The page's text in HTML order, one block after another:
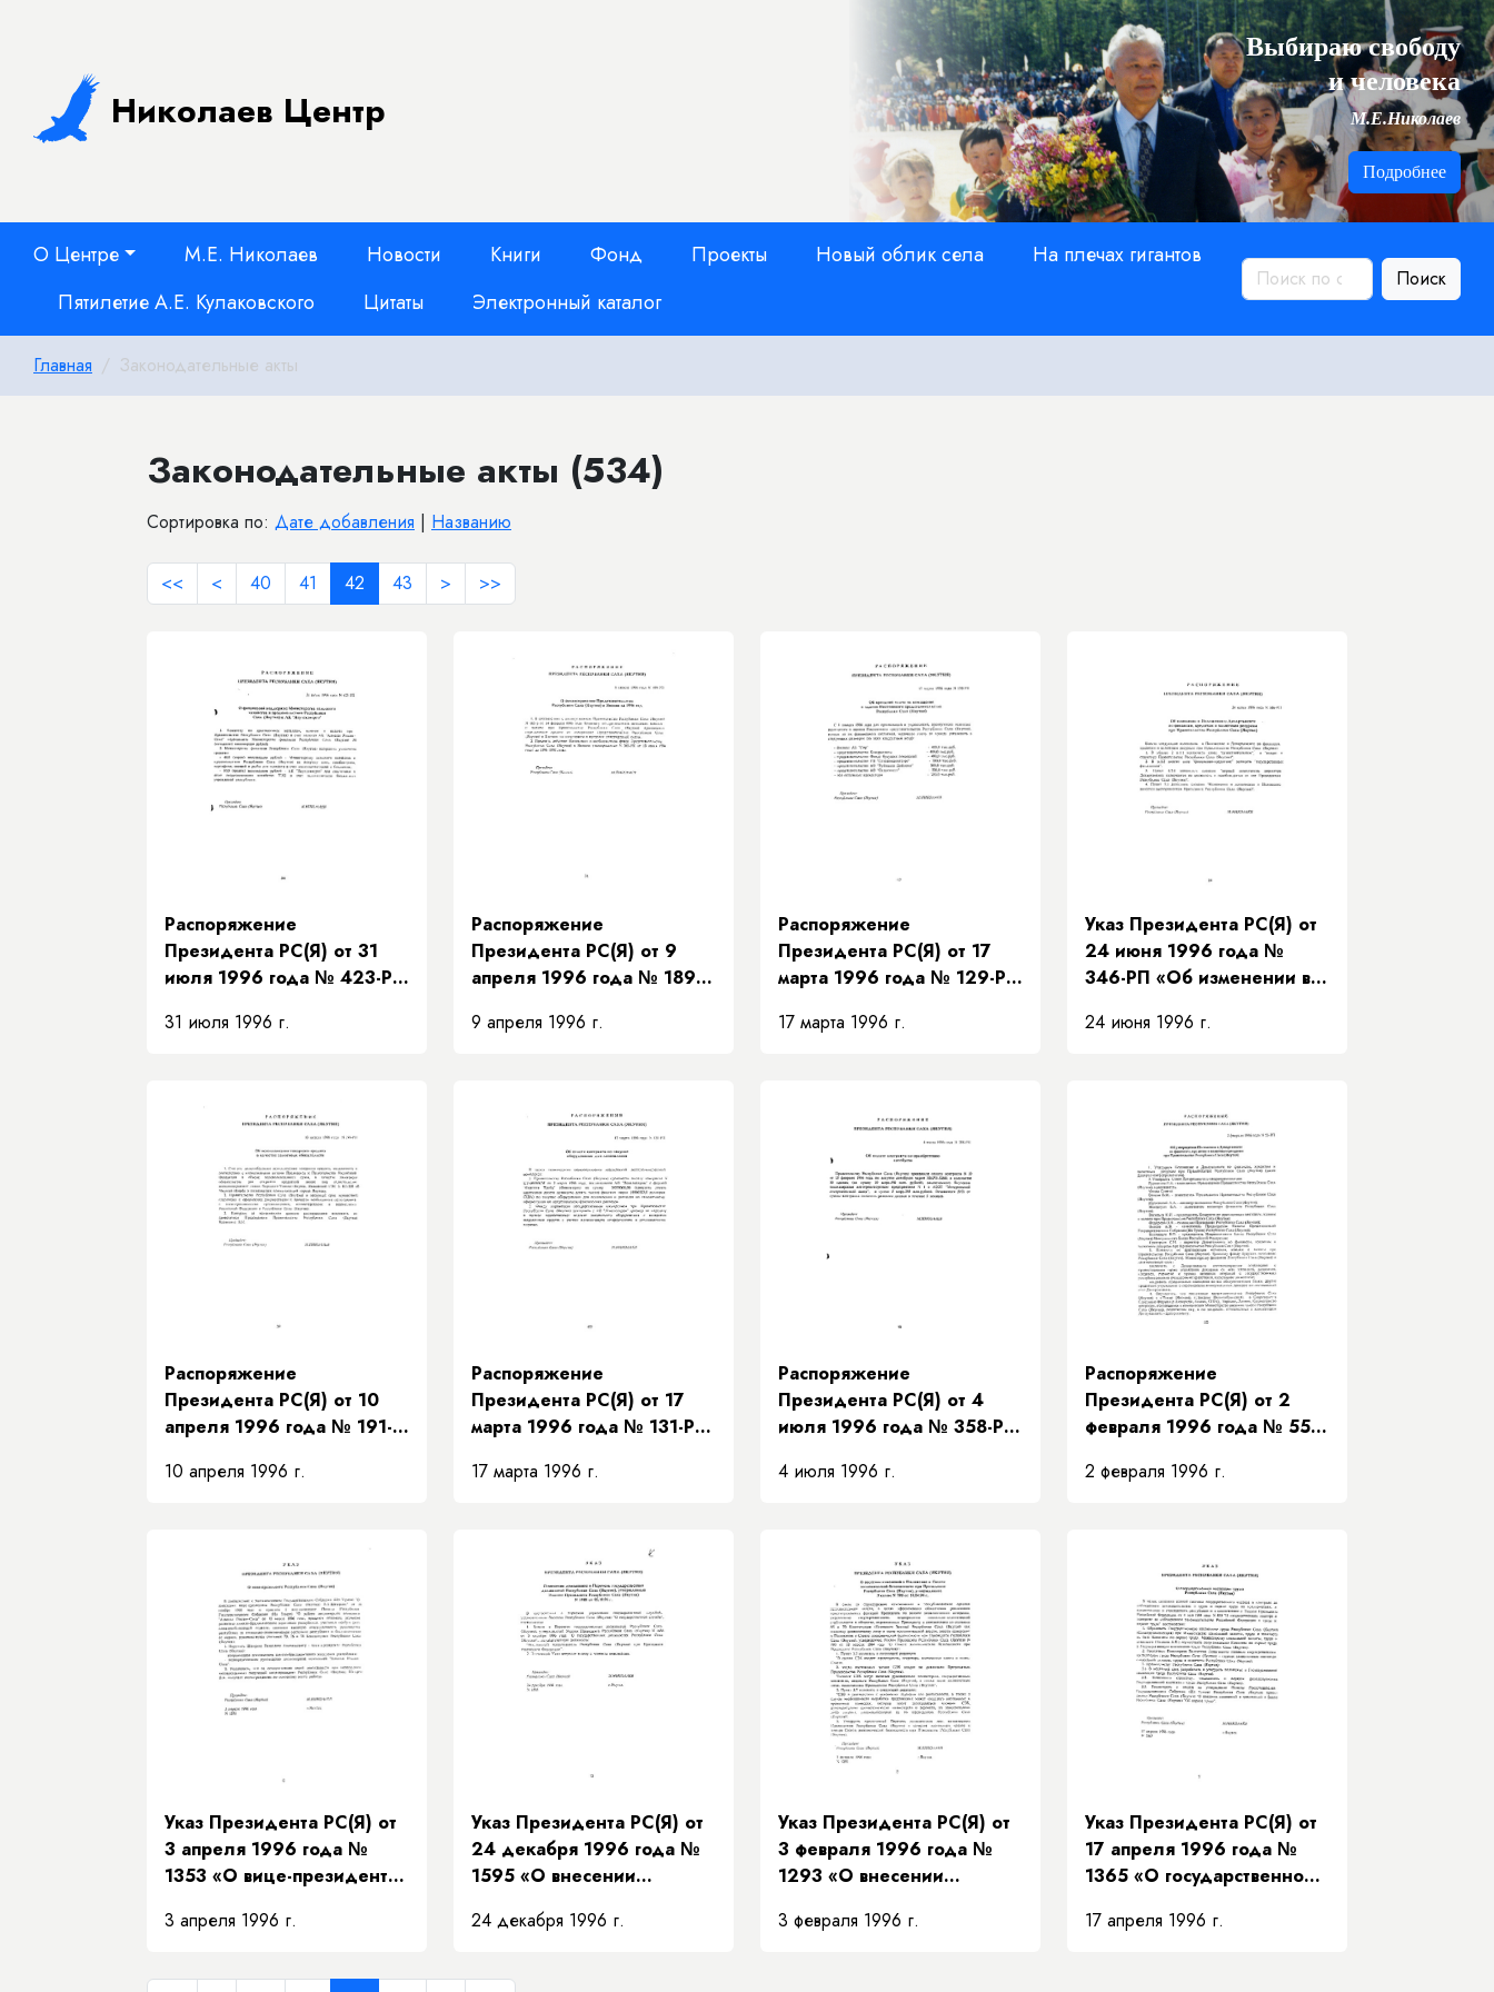
Николаев Центр
Выбираю свободу
и человека
М.Е.Николаев
Подробнее
О Центре М.Е. Николаев Новости Книги Фонд Проекты Новый облик села
На плечах гигантов
Пятилетие А.Е. Кулаковского
Цитаты Электронный каталог
Поиск
Главная Законодательные акты
Законодательные акты (534)
Сортировка по: Дате добавления | Названию
<< < 40 41 42 43 > >>
Распоряжение
Президента РС(Я) от 31
июля 1996 года № 423-РП
поддержке Министерства
Республики Саха (Якутия)
и АК "Якутскэнерго"»
31 июля 1996 г.
Распоряжение
Президента РС(Я) от 9
апреля 1996 года № 189-
Представительства
9 апреля 1996 г.
Распоряжение
Президента РС(Я) от 17
марта 1996 года № 129-РП
помещения в здании
17 марта 1996 г.
Указ Президента РС(Я) от
24 июня 1996 года №
346-РП «Об изменении в
Департаменте по
Правительстве Республики
24 июня 1996 г.
Распоряжение
Президента РС(Я) от 10
апреля 1996 года № 191-
товарного кредита в
10 апреля 1996 г.
Распоряжение
Президента РС(Я) от 17
марта 1996 года № 131-РП
закупке оборудование для
17 марта 1996 г.
Распоряжение
Президента РС(Я) от 4
июля 1996 года № 358-РП
приобретению автобусов»
4 июля 1996 г.
Распоряжение
Президента РС(Я) от 2
февраля 1996 года № 55-
Положения о
валютным ресурсам при
Правительстве Республики
Саха (Якутия)»
2 февраля 1996 г.
Указ Президента РС(Я) от
3 апреля 1996 года №
1353 «​О вице-президенте
3 апреля 1996 г.
Указ Президента РС(Я) от
24 декабря 1996 года №
1595 «О внесении
государственных
Саха (Якутия),
24 декабря 1996 г.
Указ Президента РС(Я) от
3 февраля 1996 года №
1293 «О внесении
Совете экономической
3 февраля 1996 г.
Указ Президента РС(Я) от
17 апреля 1996 года №
1365 «О государственной
Республики Саха (Якутия)»
17 апреля 1996 г.